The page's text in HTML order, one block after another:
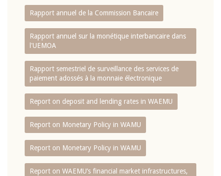
Rapport annuel de la Commission Bancaire
Rapport annuel sur la monétique interbancaire dans
l'UEMOA
Rapport semestriel de surveillance des services de
paiement adossés à la monnaie électronique
Report on deposit and lending rates in WAEMU
Report on Monetary Policy in WAMU
Report on Monetary Policy in WAMU
Report on WAEMU’s financial market infrastructures,